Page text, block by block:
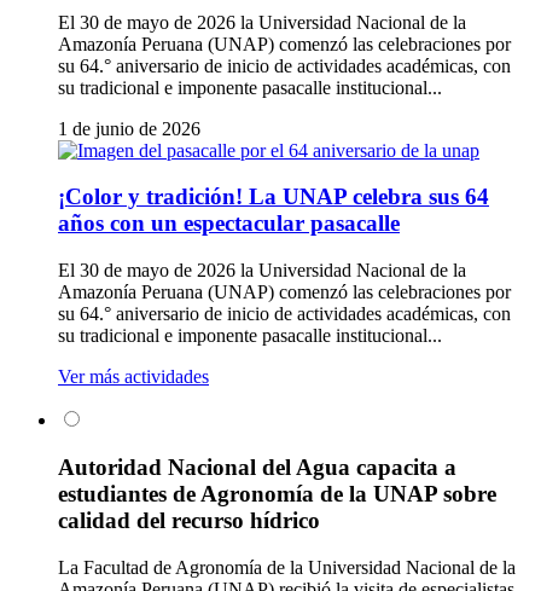
El 30 de mayo de 2026 la Universidad Nacional de la
Amazonía Peruana (UNAP) comenzó las celebraciones por
su 64.° aniversario de inicio de actividades académicas, con
su tradicional e imponente pasacalle institucional...
1 de junio de 2026
¡Color y tradición! La UNAP celebra sus 64
años con un espectacular pasacalle
El 30 de mayo de 2026 la Universidad Nacional de la
Amazonía Peruana (UNAP) comenzó las celebraciones por
su 64.° aniversario de inicio de actividades académicas, con
su tradicional e imponente pasacalle institucional...
Ver más actividades
Autoridad Nacional del Agua capacita a
estudiantes de Agronomía de la UNAP sobre
calidad del recurso hídrico
La Facultad de Agronomía de la Universidad Nacional de la